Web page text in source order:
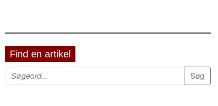
Find en artikel